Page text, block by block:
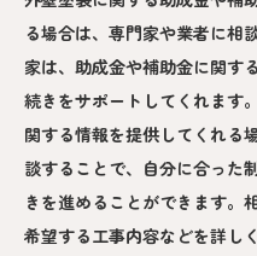
る場合は、専門家や業者に相
家は、助成金や補助金に関す
続きをサポートしてくれます
関する情報を提供してくれる
談することで、自分に合った
きを進めることができます。
希望する工事内容などを詳し